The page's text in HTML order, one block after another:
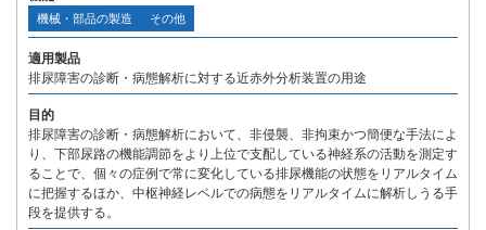
機械・部品の製造 その他
適用製品
排尿障害の診断・病態解析に対する近赤外分析装置の用途
目的
排尿障害の診断・病態解析において、非侵襲、非拘束かつ簡便な手法によ
り、下部尿路の機能調節をより上位で支配している神経系の活動を測定す
ることで、個々の症例で常に変化している排尿機能の状態をリアルタイム
に把握するほか、中枢神経レベルでの病態をリアルタイムに解析しうる手
段を提供する。